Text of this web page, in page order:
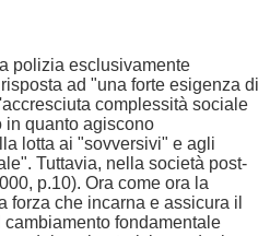
polizia esclusivamente
ad "una forte esigenza di
complessità sociale
in quanto agiscono
lotta ai "sovversivi" e agli
Tuttavia, nella società post-
p.10). Ora come ora la
che incarna e assicura il
fondamentale